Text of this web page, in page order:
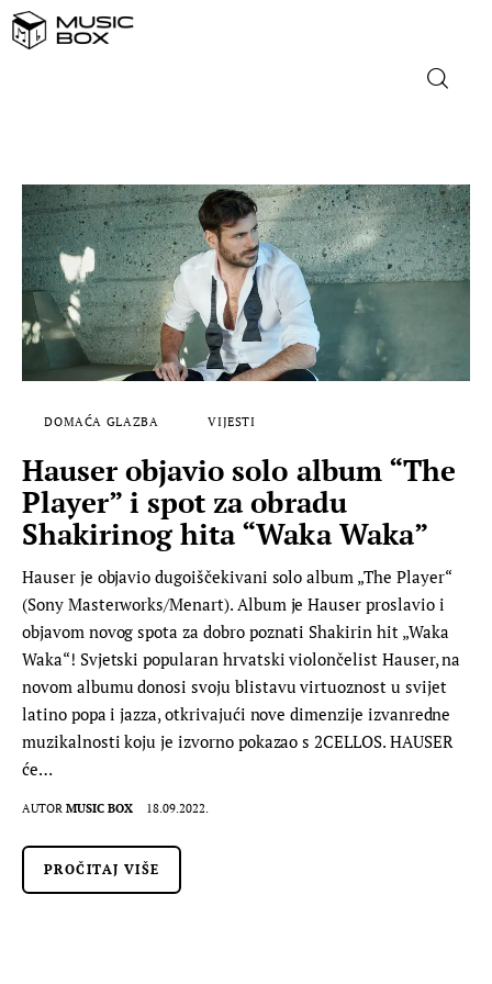
DOMAĆA GLAZBA
STRANA GLAZBA
FILM
MUSIC BOX
DOMAĆA GLAZBA VIJESTI
Hauser objavio solo album “The
Player” i spot za obradu
Shakirinog hita “Waka Waka”
Hauser je objavio dugoiščekivani solo album „The Player“
(Sony Masterworks/Menart). Album je Hauser proslavio i
objavom novog spota za dobro poznati Shakirin hit „Waka
Waka“! Svjetski popularan hrvatski violončelist Hauser, na
novom albumu donosi svoju blistavu virtuoznost u svijet
latino popa i jazza, otkrivajući nove dimenzije izvanredne
muzikalnosti koju je izvorno pokazao s 2CELLOS. HAUSER
će…
AUTOR MUSIC BOX 18.09.2022.
PROČITAJ VIŠE